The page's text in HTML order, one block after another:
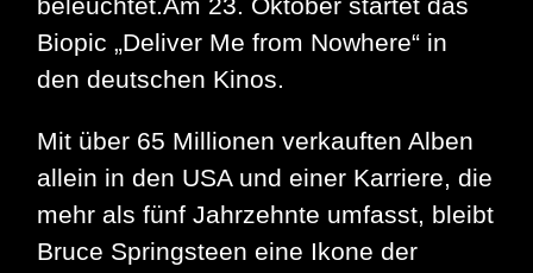
beleuchtet.Am 23. Oktober startet das
Biopic „Deliver Me from Nowhere“ in
den deutschen Kinos.
Mit über 65 Millionen verkauften Alben
allein in den USA und einer Karriere, die
mehr als fünf Jahrzehnte umfasst, bleibt
Bruce Springsteen eine Ikone der